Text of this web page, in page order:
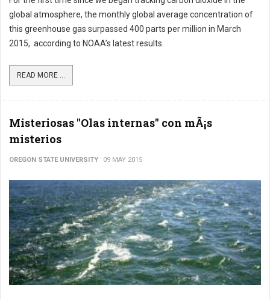
global atmosphere, the monthly global average concentration of
this greenhouse gas surpassed 400 parts per million in March
2015, according to NOAA’s latest results.
READ MORE ...
Misteriosas "Olas internas" con mÃ¡s
misterios
OREGON STATE UNIVERSITY 09 MAY 2015